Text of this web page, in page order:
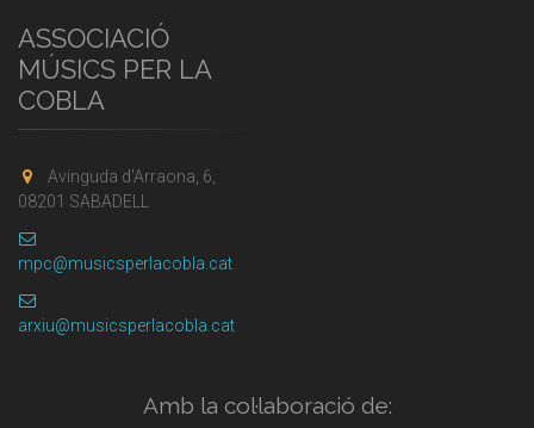
ASSOCIACIÓ
MÚSICS PER LA
COBLA
Avinguda d'Arraona, 6,
08201 SABADELL
mpc@musicsperlacobla.cat
arxiu@musicsperlacobla.cat
Amb la col·laboració de: